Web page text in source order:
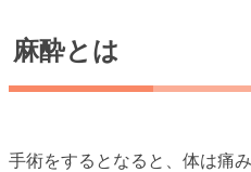
麻酔とは
手術をするとなると、体は痛